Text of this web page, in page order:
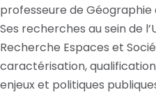
professeure de Géographie
Ses recherches au sein de
Recherche Espaces et
caractérisation,
enjeux et politiques